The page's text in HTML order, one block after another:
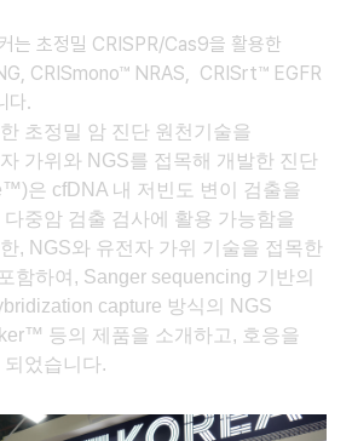
는 초정밀 CRISPR/Cas9을 활용한
CRISmono™ NRAS, CRISrt™ EGFR
다.
초정밀 암 진단 원천기술을
가위와 NGS를 접목해 개발한 진단
은 cfDNA 내 저빈도 변이 검출을
중암 검출 검사에 활용 가능함을
, NGS와 유전자 가위 기술을 접목한
함하여, Sanger sequencing 기반의
capture 방식의 NGS
등의 제품을 소개하고, 호응을
었습니다.